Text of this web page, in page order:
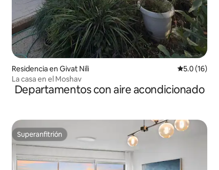
Residencia en Givat Nili Calificación
5.0 (16)
La casa en el Moshav
Departamentos con aire acondicionado
Superanfitrión
Superanfitrión